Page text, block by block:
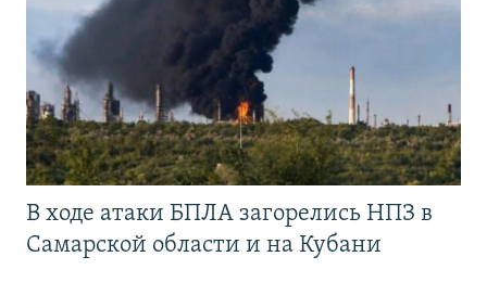
В ходе атаки БПЛА загорелись НПЗ в
Самарской области и на Кубани